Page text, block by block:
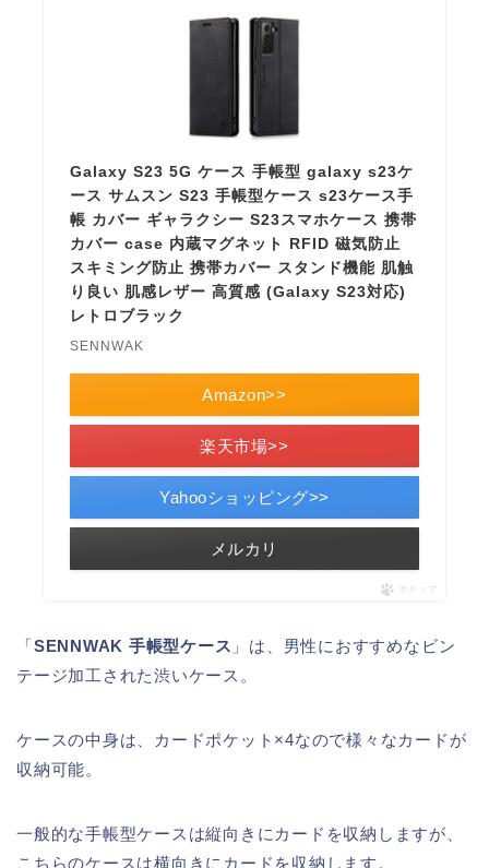
Galaxy S23 5G ケース 手帳型 galaxy s23ケ
ース サムスン S23 手帳型ケース s23ケース手
帳 カバー ギャラクシー S23スマホケース 携帯
カバー case 内蔵マグネット RFID 磁気防止
スキミング防止 携帯カバー スタンド機能 肌触
り良い 肌感レザー 高質感 (Galaxy S23対応)
レトロブラック
SENNWAK
Amazon>>
楽天市場>>
Yahooショッピング>>
メルカリ
ポチップ
「SENNWAK 手帳型ケース 」は、男性におすすめなビン
テージ加工された渋いケース。
ケースの中身は、カードポケット×4なので様々なカードが
収納可能。
一般的な手帳型ケースは縦向きにカードを収納しますが、
こちらのケースは横向きにカードを収納します。